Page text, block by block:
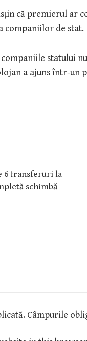
că premierul ar
companiilor de stat.
statului
a ajuns într-un
6 transferuri la
schimbă
Câmpurile